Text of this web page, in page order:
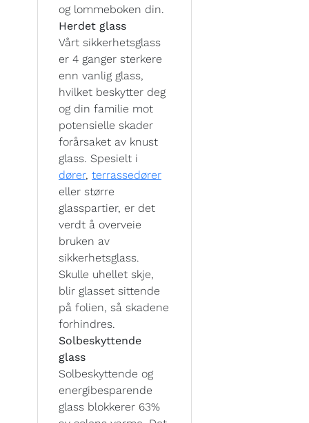
og lommeboken din.
Herdet glass
Vårt sikkerhetsglass
er 4 ganger sterkere
enn vanlig glass,
hvilket beskytter deg
og din familie mot
potensielle skader
forårsaket av knust
glass. Spesielt i
dører, terrassedører
eller større
glasspartier, er det
verdt å overveie
bruken av
sikkerhetsglass.
Skulle uhellet skje,
blir glasset sittende
på folien, så skadene
forhindres.
Solbeskyttende
glass
Solbeskyttende og
energibesparende
glass blokkerer 63%